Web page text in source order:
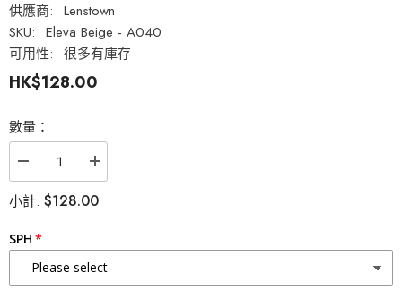
供應商: Lenstown
SKU: Eleva Beige - A040
可用性: 很多有庫存
HK$128.00
數量：
Lenstown
芝
瞳
Eleva
增
Lenstown
瞳
Eleva
小計: $128.00
SPH